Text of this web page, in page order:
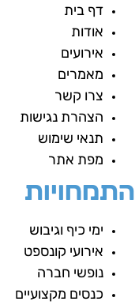
דף בית
אודות
אירועים
מאמרים
צרו קשר
הצהרת נגישות
תנאי שימוש
מפת אתר
ימי כיף וגיבוש
אירועי קונספט
נופשי חברה
כנסים מקצועיים